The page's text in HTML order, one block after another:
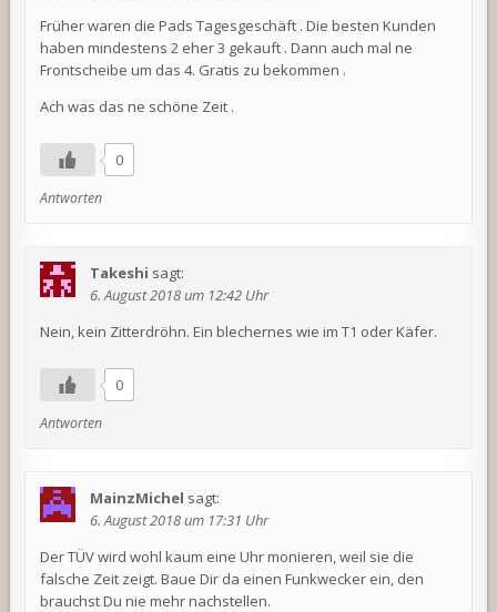
Früher waren die Pads Tagesgeschäft . Die besten Kunden
haben mindestens 2 eher 3 gekauft . Dann auch mal ne
Frontscheibe um das 4. Gratis zu bekommen .
Ach was das ne schöne Zeit .
0
Antworten
Takeshi sagt:
6. August 2018 um 12:42 Uhr
Nein, kein Zitterdröhn. Ein blechernes wie im T1 oder Käfer.
0
Antworten
MainzMichel sagt:
6. August 2018 um 17:31 Uhr
Der TÜV wird wohl kaum eine Uhr monieren, weil sie die
falsche Zeit zeigt. Baue Dir da einen Funkwecker ein, den
brauchst Du nie mehr nachstellen.